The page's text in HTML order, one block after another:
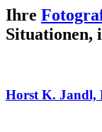
Ihre
Situationen,
Horst K. Jandl,